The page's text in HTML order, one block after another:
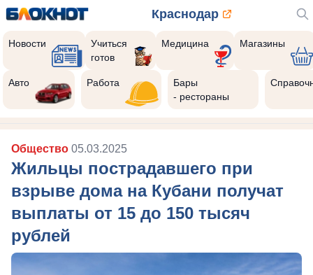
Краснодар
Новости
Учиться
готов
Медицина Магазины
Авто Работа
Бары
- рестораны
Общество 05.03.2025
Жильцы пострадавшего при
взрыве дома на Кубани получат
выплаты от 15 до 150 тысяч
рублей